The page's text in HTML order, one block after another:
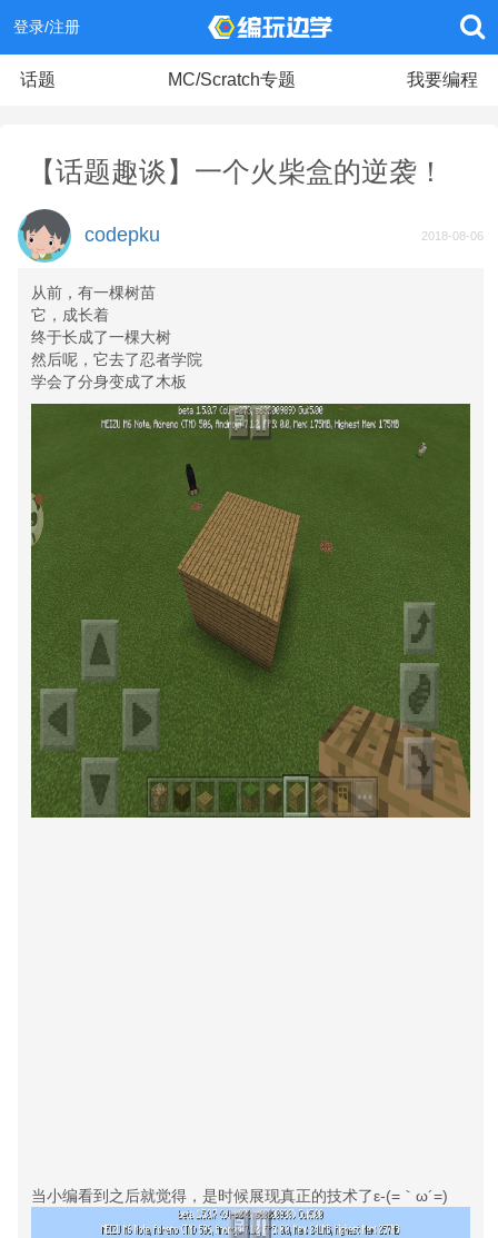
登录/注册
话题 MC/Scratch专题 我要编程
【话题趣谈】一个火柴盒的逆袭！
codepku 2018-08-06
从前，有一棵树苗
它，成长着
终于长成了一棵大树
然后呢，它去了忍者学院
学会了分身变成了木板
当小编看到之后就觉得，是时候展现真正的技术了ε-(=｀ω´=)